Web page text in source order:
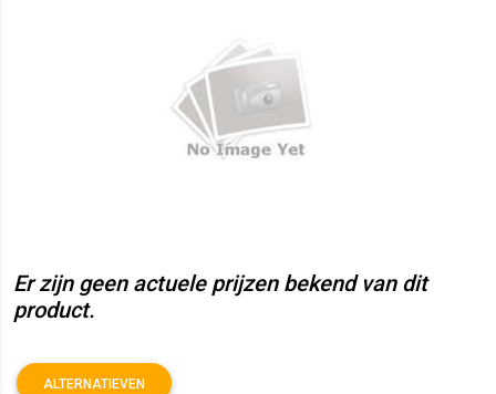
Er zijn geen actuele prijzen bekend van dit
product.
ALTERNATIEVEN